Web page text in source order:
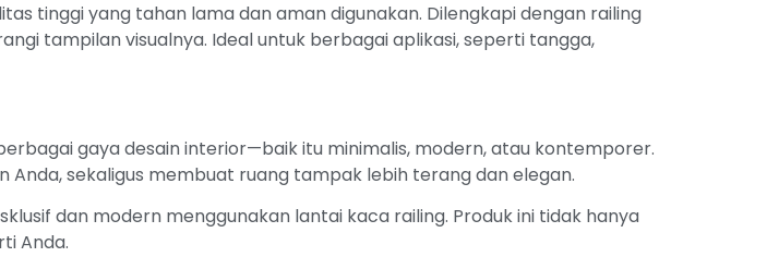
tinggi yang tahan lama dan aman digunakan. Dilengkapi dengan railing
tampilan visualnya. Ideal untuk berbagai aplikasi, seperti tangga,
gaya desain interior—baik itu minimalis, modern, atau kontemporer.
sekaligus membuat ruang tampak lebih terang dan elegan.
dan modern menggunakan lantai kaca railing. Produk ini tidak hanya
Anda.